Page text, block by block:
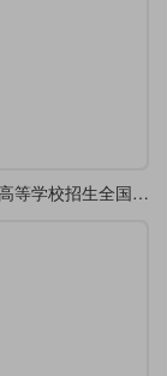
2024 年普通高等学校招生全国统一考试(全国甲卷)